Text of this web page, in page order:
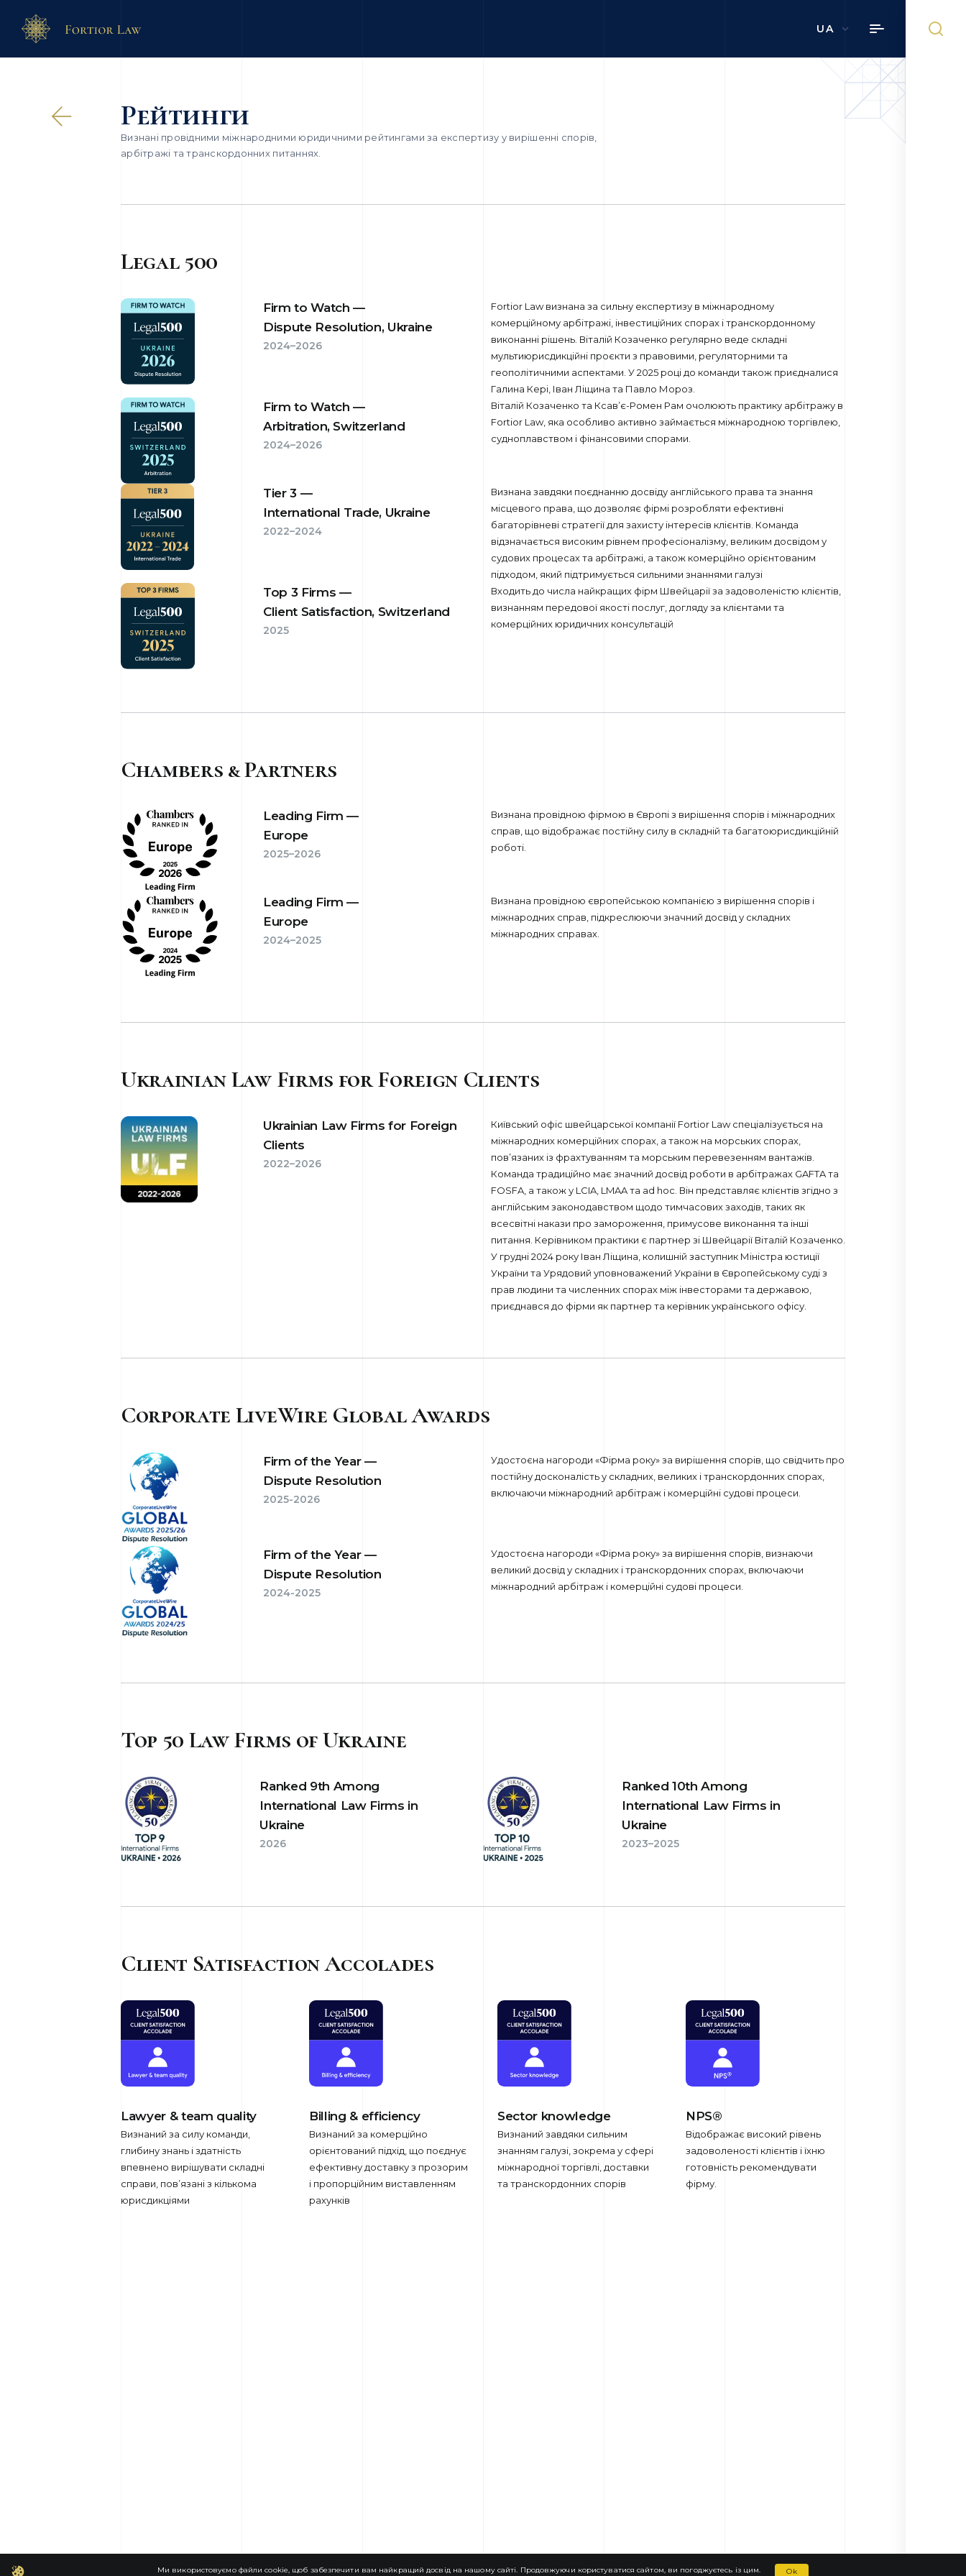
UA
Рейтинги
Визнані провідними міжнародними юридичними рейтингами за експертизу у вирішенні спорів,
арбітражі та транскордонних питаннях.
Legal 500
Firm to Watch —
Dispute Resolution, Ukraine
2024–2026
Fortior Law визнана за сильну експертизу в міжнародному
комерційному арбітражі, інвестиційних спорах і транскордонному
виконанні рішень. Віталій Козаченко регулярно веде складні
мультиюрисдикційні проєкти з правовими, регуляторними та
геополітичними аспектами. У 2025 році до команди також приєдналися
Галина Кері, Іван Ліщина та Павло Мороз.
Firm to Watch —
Arbitration, Switzerland
2024–2026
Віталій Козаченко та Ксав’є-Ромен Рам очолюють практику арбітражу в
Fortior Law, яка особливо активно займається міжнародною торгівлею,
судноплавством і фінансовими спорами.
Tier 3 —
International Trade, Ukraine
2022–2024
Визнана завдяки поєднанню досвіду англійського права та знання
місцевого права, що дозволяє фірмі розробляти ефективні
багаторівневі стратегії для захисту інтересів клієнтів. Команда
відзначається високим рівнем професіоналізму, великим досвідом у
судових процесах та арбітражі, а також комерційно орієнтованим
підходом, який підтримується сильними знаннями галузі
Top 3 Firms —
Client Satisfaction, Switzerland
2025
Входить до числа найкращих фірм Швейцарії за задоволеністю клієнтів,
визнанням передової якості послуг, догляду за клієнтами та
комерційних юридичних консультацій
Chambers & Partners
Leading Firm —
Europe
2025–2026
Визнана провідною фірмою в Європі з вирішення спорів і міжнародних
справ, що відображає постійну силу в складній та багатоюрисдикційній
роботі.
Leading Firm —
Europe
2024–2025
Визнана провідною європейською компанією з вирішення спорів і
міжнародних справ, підкреслюючи значний досвід у складних
міжнародних справах.
Ukrainian Law Firms for Foreign Clients
Ukrainian Law Firms for Foreign
Clients
2022–2026
Київський офіс швейцарської компанії Fortior Law спеціалізується на
міжнародних комерційних спорах, а також на морських спорах,
пов’язаних із фрахтуванням та морським перевезенням вантажів.
Команда традиційно має значний досвід роботи в арбітражах GAFTA та
FOSFA, а також у LCIA, LMAA та ad hoc. Він представляє клієнтів згідно з
англійським законодавством щодо тимчасових заходів, таких як
всесвітні накази про замороження, примусове виконання та інші
питання. Керівником практики є партнер зі Швейцарії Віталій Козаченко.
У грудні 2024 року Іван Ліщина, колишній заступник Міністра юстиції
України та Урядовий уповноважений України в Європейському суді з
прав людини та численних спорах між інвесторами та державою,
приєднався до фірми як партнер та керівник українського офісу.
Corporate LiveWire Global Awards
Firm of the Year —
Dispute Resolution
2025-2026
Удостоєна нагороди «Фірма року» за вирішення спорів, що свідчить про
постійну досконалість у складних, великих і транскордонних спорах,
включаючи міжнародний арбітраж і комерційні судові процеси.
Firm of the Year —
Dispute Resolution
2024-2025
Удостоєна нагороди «Фірма року» за вирішення спорів, визнаючи
великий досвід у складних і транскордонних спорах, включаючи
міжнародний арбітраж і комерційні судові процеси.
Top 50 Law Firms of Ukraine
Ranked 9th Among
International Law Firms in
Ukraine
2026
Ranked 10th Among
International Law Firms in
Ukraine
2023–2025
Client Satisfaction Accolades
Lawyer & team quality
Визнаний за силу команди,
глибину знань і здатність
впевнено вирішувати складні
справи, пов’язані з кількома
юрисдикціями
Billing & efficiency
Визнаний за комерційно
орієнтований підхід, що поєднує
ефективну доставку з прозорим
і пропорційним виставленням
рахунків
Sector knowledge
Визнаний завдяки сильним
знанням галузі, зокрема у сфері
міжнародної торгівлі, доставки
та транскордонних спорів
NPS®
Відображає високий рівень
задоволеності клієнтів і їхню
готовність рекомендувати
фірму.
Ми використовуємо файли cookie, щоб забезпечити вам найкращий досвід на нашому сайті. Продовжуючи користуватися сайтом, ви погоджуєтесь із цим. Ok